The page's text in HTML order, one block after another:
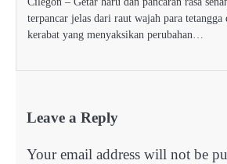
terpancar jelas dari raut wajah para tetangga
kerabat yang menyaksikan perubahan…
Leave a Reply
Your email address will not be